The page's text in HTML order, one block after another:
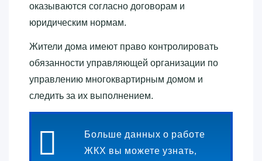
оказываются согласно договорам и
юридическим нормам.
Жители дома имеют право контролировать
обязанности управляющей организации по
управлению многоквартирным домом и
следить за их выполнением.
Больше данных о работе
ЖКХ вы можете узнать,